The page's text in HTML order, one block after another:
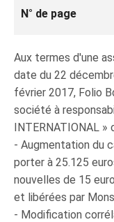
N° de page
Aux termes d'une
date du 22
février 2017, Folio
société à
INTERNATIONAL »
- Augmentation du
porter à 25.125
nouvelles de 15
et libérées par
- Modification